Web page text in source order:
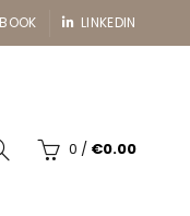
LINKEDIN
0 / €0.00